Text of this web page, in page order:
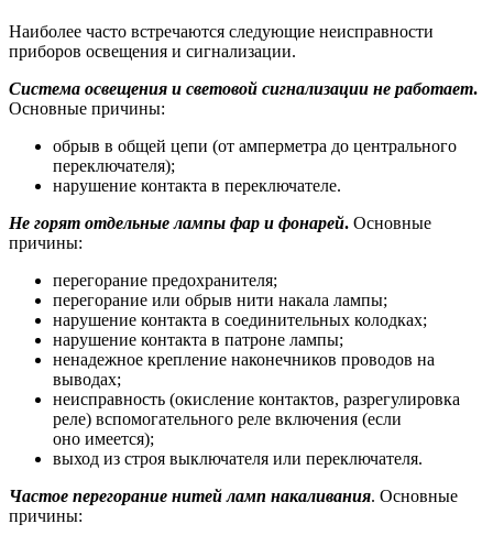
Наиболее часто встречаются следующие неисправности
приборов освещения и сигнализации.
Система освещения и световой сигнализации не работает.
Основные причины:
обрыв в общей цепи (от амперметра до центрального
переключателя);
нарушение контакта в переключателе.
Не горят отдельные лампы фар и фонарей. Основные
причины:
перегорание предохранителя;
перегорание или обрыв нити накала лампы;
нарушение контакта в соединительных колодках;
нарушение контакта в патроне лампы;
ненадежное крепление наконечников проводов на
выводах;
неисправность (окисление контактов, разрегулировка
реле) вспомогательного реле включения (если
оно имеется);
выход из строя выключателя или переключателя.
Частое перегорание нитей ламп накаливания. Основные
причины: